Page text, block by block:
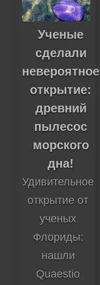
Ученые
сделали
невероятное
открытие:
древний
пылесос
морского
дна!
Удивительное
открытие от
ученых
Флориды:
нашли
Quaestio